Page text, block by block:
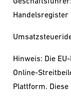
Handelsregister
Hinweis: Die
Online-
Plattform.